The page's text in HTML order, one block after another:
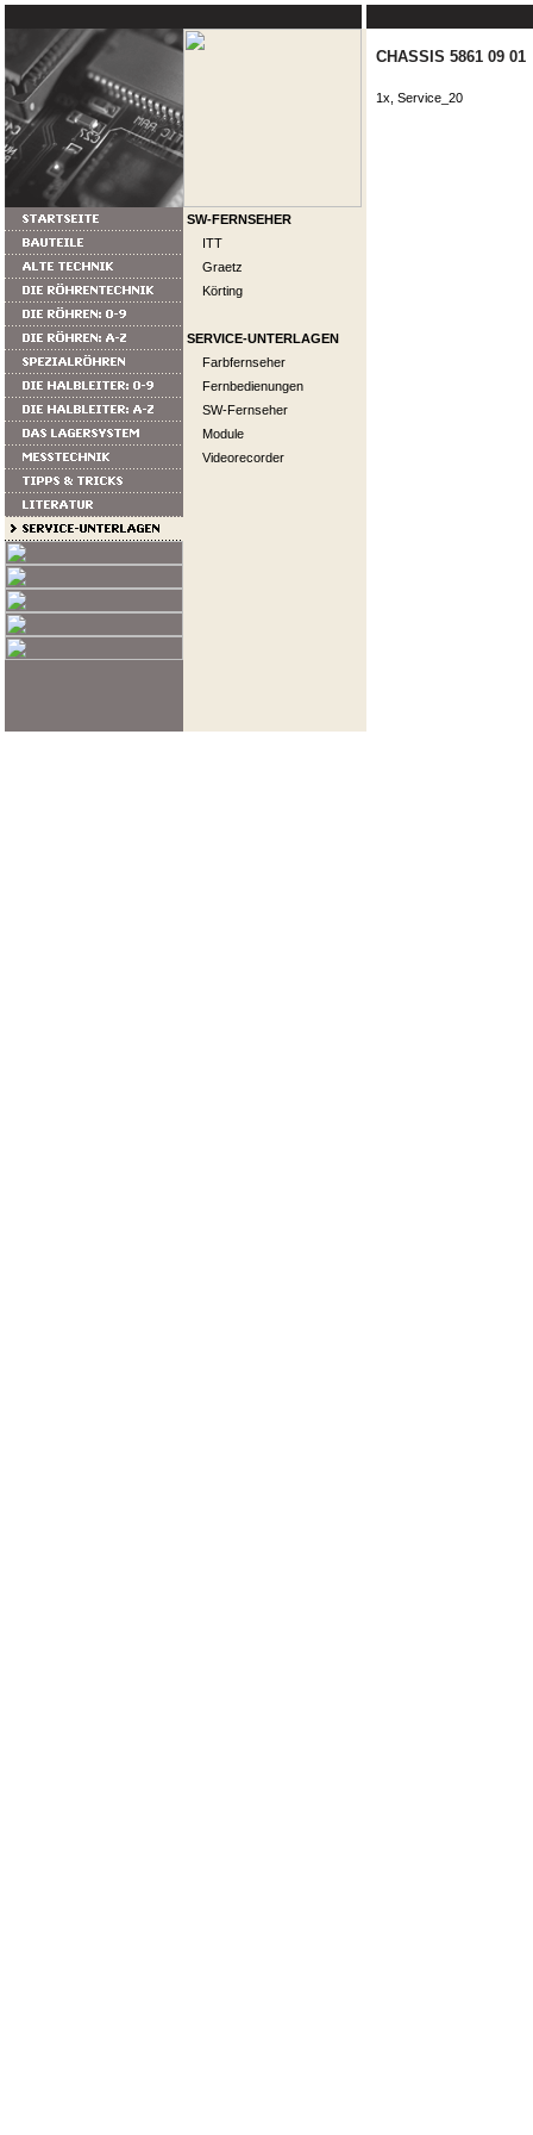
SW-FERNSEHER
ITT
Graetz
Körting
SERVICE-UNTERLAGEN
Farbfernseher
Fernbedienungen
SW-Fernseher
Module
Videorecorder
CHASSIS 5861 09 01
1x, Service_20